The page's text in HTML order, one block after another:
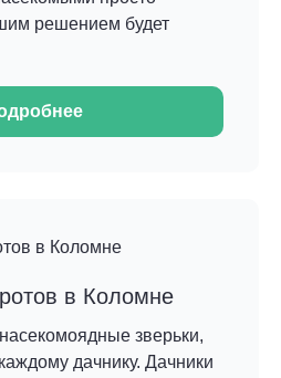
решением будет
в Коломне
зверьки,
дачнику. Дачники